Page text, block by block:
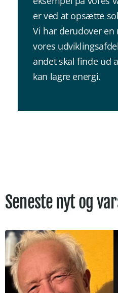
er ved at opsætte
Vi har derudover
vores
andet skal finde ud
kan lagre energi.
Seneste nyt og